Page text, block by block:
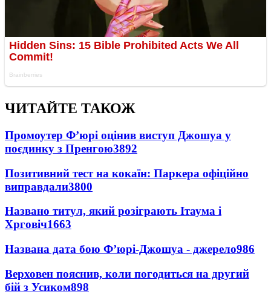
ЧИТАЙТЕ ТАКОЖ
Промоутер Ф’юрі оцінив виступ Джошуа у
поєдинку з Пренгою3892
Позитивний тест на кокаїн: Паркера офіційно
виправдали3800
Названо титул, який розіграють Ітаума і
Хрговіч1663
Названа дата бою Ф’юрі-Джошуа - джерело986
Верховен пояснив, коли погодиться на другий
бій з Усиком898